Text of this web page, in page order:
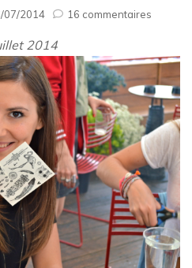
07/2014 16 commentaires
Blanche
x
Vie
de
2014